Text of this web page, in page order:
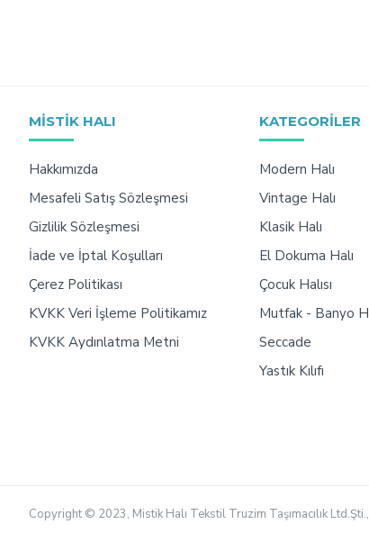
MISTIK HALI
Hakkımızda
Mesafeli Satış Sözleşmesi
Gizlilik Sözleşmesi
İade ve İptal Koşulları
Çerez Politikası
KVKK Veri İşleme Politikamız
KVKK Aydınlatma Metni
KATEGORILER
Modern Halı
Vintage Halı
Klasik Halı
El Dokuma Halı
Çocuk Halısı
Mutfak - Banyo
Seccade
Yastık Kılıfı
Copyright © 2023, Mistik Halı Tekstil Truzim Taşımacılık Ltd.Şti.,